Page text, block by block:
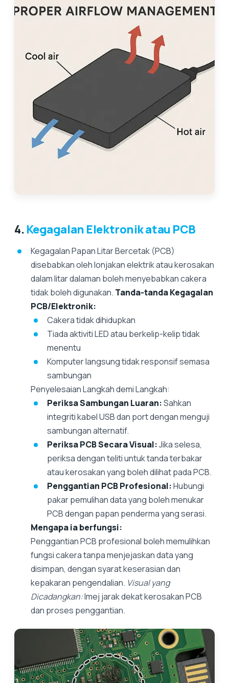
4. Kegagalan Elektronik atau PCB
Kegagalan Papan Litar Bercetak (PCB)
disebabkan oleh lonjakan elektrik atau kerosakan
dalam litar dalaman boleh menyebabkan cakera
tidak boleh digunakan. Tanda-tanda Kegagalan
PCB/Elektronik:
Cakera tidak dihidupkan
Tiada aktiviti LED atau berkelip-kelip tidak
menentu
Komputer langsung tidak responsif semasa
sambungan
Penyelesaian Langkah demi Langkah:
Periksa Sambungan Luaran:Sahkan
integriti kabel USB dan port dengan menguji
sambungan alternatif.
Periksa PCB Secara Visual:Jika selesa,
periksa dengan teliti untuk tanda terbakar
atau kerosakan yang boleh dilihat pada PCB.
Penggantian PCB Profesional:Hubungi
pakar pemulihan data yang boleh menukar
PCB dengan papan penderma yang serasi.
Mengapa ia berfungsi:
Penggantian PCB profesional boleh memulihkan
fungsi cakera tanpa menjejaskan data yang
disimpan, dengan syarat keserasian dan
kepakaran pengendalian. Visual yang
Dicadangkan:Imej jarak dekat kerosakan PCB
dan proses penggantian.